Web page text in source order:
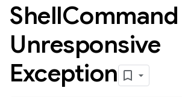
ShellCommand
Unresponsive
Exception